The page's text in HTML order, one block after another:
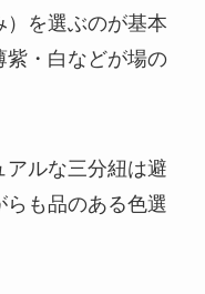
を選ぶのが基本
紫・白などが場の
アルな三分紐は避
も品のある色選